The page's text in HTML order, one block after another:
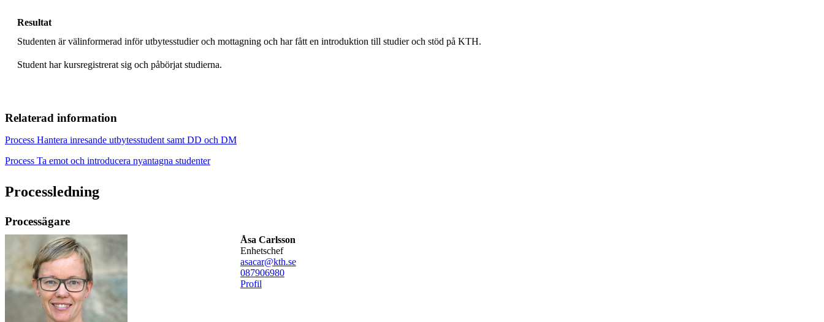
Resultat
Studenten är välinformerad inför utbytesstudier och mottagning och har fått en introduktion till studier och stöd på KTH.
Student har kursregistrerat sig och påbörjat studierna.
Relaterad information
Process Hantera inresande utbytesstudent samt DD och DM
Process Ta emot och introducera nyantagna studenter
Processledning
Processägare
Åsa Carlsson
enhetschef
asacar@kth.se
087906980
Profil